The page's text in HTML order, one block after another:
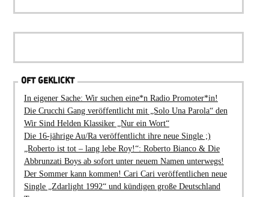
OFT GEKLICKT
In eigener Sache: Wir suchen eine*n Radio Promoter*in!
Die Crucchi Gang veröffentlicht mit „Solo Una Parola“ den
Wir Sind Helden Klassiker „Nur ein Wort“
Die 16-jährige Au/Ra veröffentlicht ihre neue Single ;)
„Roberto ist tot – lang lebe Roy!“: Roberto Bianco & Die
Abbrunzati Boys ab sofort unter neuem Namen unterwegs!
Der Sommer kann kommen! Cari Cari veröffentlichen neue
Single „Zdarlight 1992“ und kündigen große Deutschland